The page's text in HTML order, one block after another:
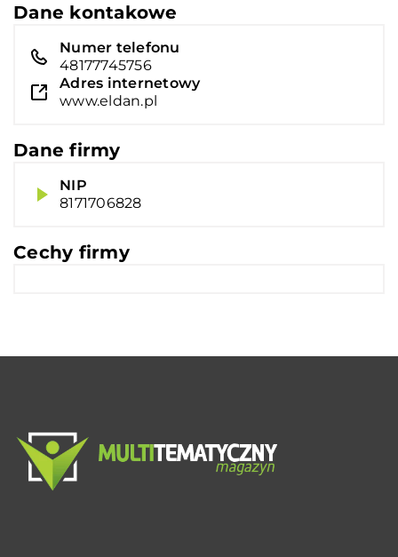
Dane kontakowe
Numer telefonu
48177745756
Adres internetowy
www.eldan.pl
Dane firmy
NIP
8171706828
Cechy firmy